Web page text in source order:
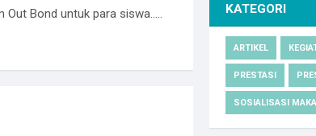
Out Bond untuk para siswa..... KATEGORI
ARTIKEL
PRESTASI
SOSIALISASI